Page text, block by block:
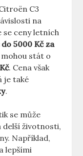
C3
na
se ceny letních
do 5000 Kč za
stát o
. Cena však
je také
.
se může
delší životnosti,
Například,
lepšími